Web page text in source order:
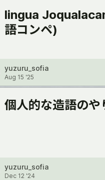
lingua
語コンペ)
yuzuru_sofia
Aug 15 '25
個人的な造語のや
yuzuru_sofia
Dec 12 '24